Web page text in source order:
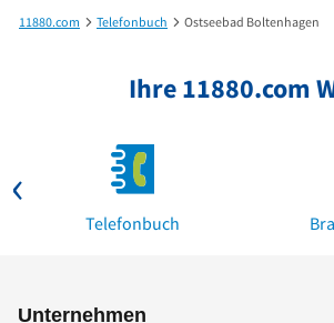
11880.com Telefonbuch Ostseebad Boltenhagen
Ihre 11880.com
Telefonbuch
Unternehmen